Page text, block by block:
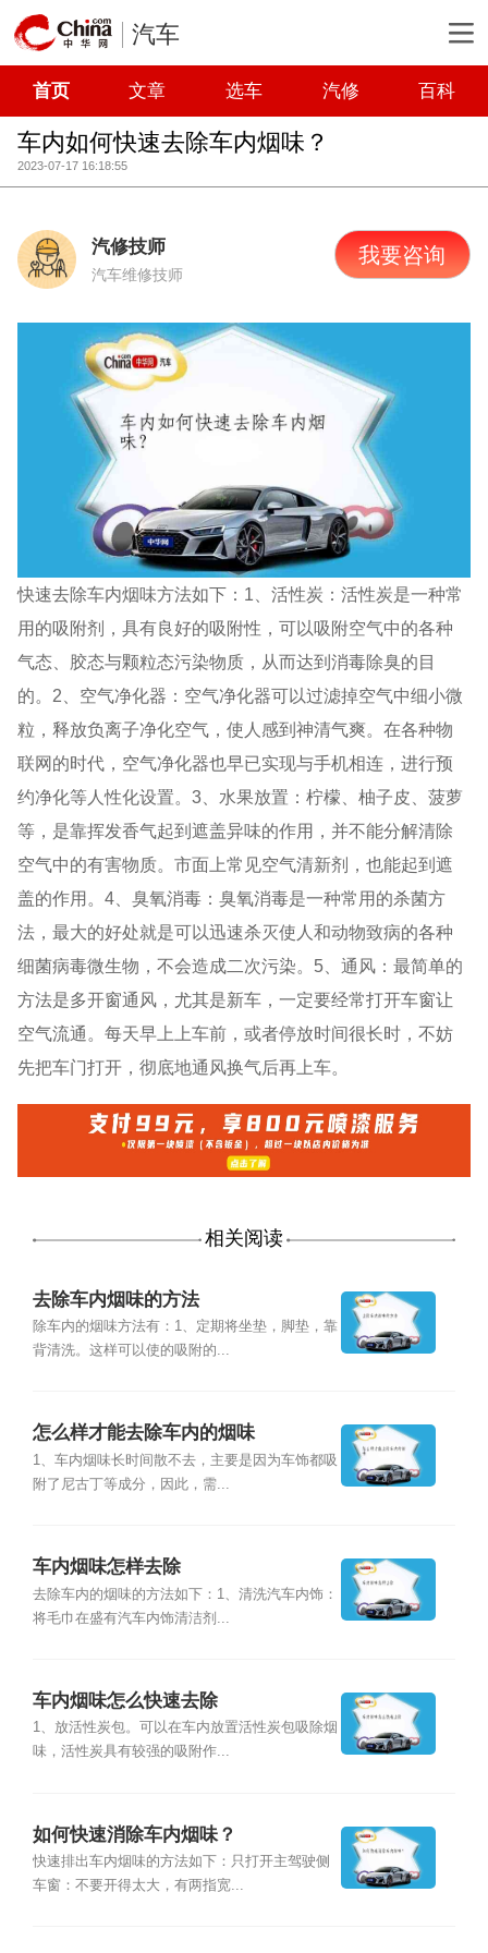
汽车
首页 文章 选车 汽修 百科
车内如何快速去除车内烟味？
2023-07-17 16:18:55
汽修技师
汽车维修技师
我要咨询
快速去除车内烟味方法如下：1、活性炭：活性炭是一种常
用的吸附剂，具有良好的吸附性，可以吸附空气中的各种
气态、胶态与颗粒态污染物质，从而达到消毒除臭的目
的。2、空气净化器：空气净化器可以过滤掉空气中细小微
粒，释放负离子净化空气，使人感到神清气爽。在各种物
联网的时代，空气净化器也早已实现与手机相连，进行预
约净化等人性化设置。3、水果放置：柠檬、柚子皮、菠萝
等，是靠挥发香气起到遮盖异味的作用，并不能分解清除
空气中的有害物质。市面上常见空气清新剂，也能起到遮
盖的作用。4、臭氧消毒：臭氧消毒是一种常用的杀菌方
法，最大的好处就是可以迅速杀灭使人和动物致病的各种
细菌病毒微生物，不会造成二次污染。5、通风：最简单的
方法是多开窗通风，尤其是新车，一定要经常打开车窗让
空气流通。每天早上上车前，或者停放时间很长时，不妨
先把车门打开，彻底地通风换气后再上车。
相关阅读
去除车内烟味的方法
除车内的烟味方法有：1、定期将坐垫，脚垫，靠
背清洗。这样可以使的吸附的...
怎么样才能去除车内的烟味
1、车内烟味长时间散不去，主要是因为车饰都吸
附了尼古丁等成分，因此，需...
车内烟味怎样去除
去除车内的烟味的方法如下：1、清洗汽车内饰：
将毛巾在盛有汽车内饰清洁剂...
车内烟味怎么快速去除
1、放活性炭包。可以在车内放置活性炭包吸除烟
味，活性炭具有较强的吸附作...
如何快速消除车内烟味？
快速排出车内烟味的方法如下：只打开主驾驶侧
车窗：不要开得太大，有两指宽...